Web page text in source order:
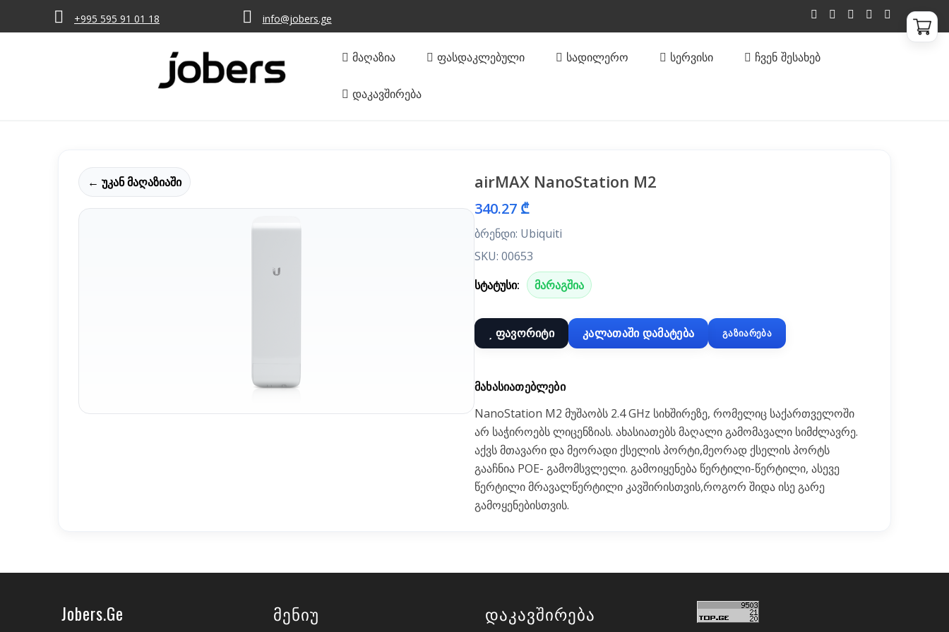
+995 595 91 01 18 info@jobers.ge
ᲛᲐᲦᲐᲖᲘᲐ ᲤᲐᲡᲓᲐᲙᲚᲔᲑᲣᲚᲘ ᲡᲐᲓᲘᲚᲔᲠᲝ ᲡᲔᲠᲕᲘᲡᲘ ᲩᲕᲔᲜ ᲨᲔᲡᲐᲮᲔᲑ
ᲓᲐᲙᲐᲕᲨᲘᲠᲔᲑᲐ
← უკან მაღაზიაში airMAX NanoStation M2
340.27 ₾
ბრენდი: Ubiquiti
SKU: 00653
სტატუსი:
მარაგშია
ფავორიტი კალათაში დამატება გაზიარება
ᲛᲐᲮᲐᲡᲘᲐᲗᲔᲑᲚᲔᲑᲘ
NanoStation M2 მუშაობს 2.4 GHz სიხშირეზე, რომელიც საქართველოში
არ საჭიროებს ლიცენზიას. ახასიათებს მაღალი გამომავალი სიმძლავრე.
აქვს მთავარი და მეორადი ქსელის პორტი,მეორად ქსელის პორტს
გააჩნია POE- გამომსვლელი. გამოიყენება წერტილი-წერტილი, ასევე
წერტილი მრავალწერტილი კავშირისთვის,როგორ შიდა ისე გარე
გამოყენებისთვის.
Jobers.ge
Მენიუ Დაკავშირება